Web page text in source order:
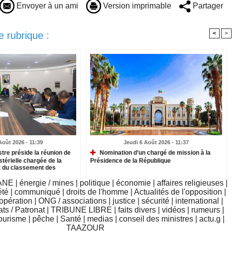
Envoyer à un ami Version imprimable Partager
rubrique : < >
2026 - 11:39
préside la réunion de
chargée de la
classement des
Jeudi 6 Août 2026 - 11:37
Nomination d’un chargé de mission à la
Présidence de la République
énergie / mines politique économie affaires religieuses
communiqué droits de l'homme Actualités de l'opposition
ONG / associations justice sécurité international
/ Patronat TRIBUNE LIBRE faits divers vidéos rumeurs
pêche Santé medias conseil des ministres actu.g
TAAZOUR